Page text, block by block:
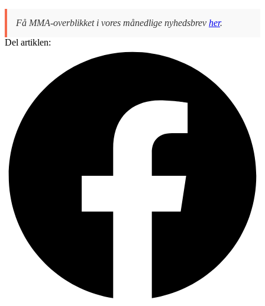
Få MMA-overblikket i vores månedlige nyhedsbrev her.
Del artiklen: